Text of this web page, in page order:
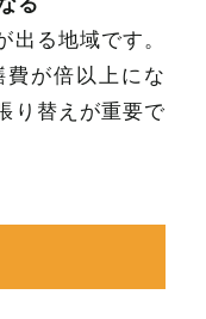
る地域です。
が倍以上にな
り替えが重要で